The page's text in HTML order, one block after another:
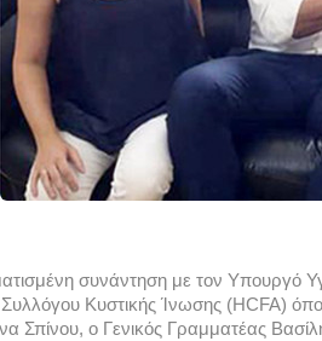
συνάντηση με τον Υπουργό
Κυστικής Ίνωσης (HCFA)
Σπίνου, ο Γενικός Γραμματέας